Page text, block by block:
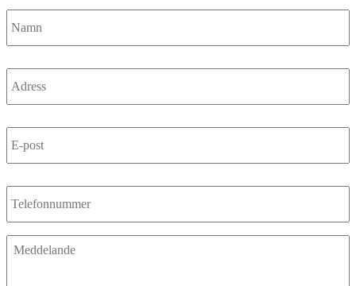
Namn
Adress
E-
post *
Telefon
Meddelande